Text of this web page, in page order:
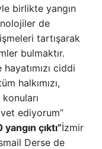
birlikte yangın
de
tartışarak
bulmaktır.
ciddi
halkımızı,
ediyorum”
çıktı”İzmir
Derse de